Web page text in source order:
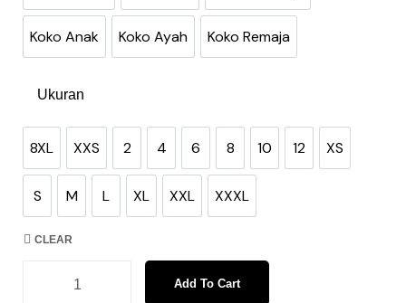
Koko Anak
Koko Anak
Koko Ayah
Koko Ayah
Koko Remaja
Koko Remaja
Ukuran
8XL
8XL
XXS
XXS
2
2
4
4
6
6
8
8
10
10
12
12
XS
XS
S
S
M
M
L
L
XL
XL
XXL
XXL
XXXL
XXXL
CLEAR
Add To Cart